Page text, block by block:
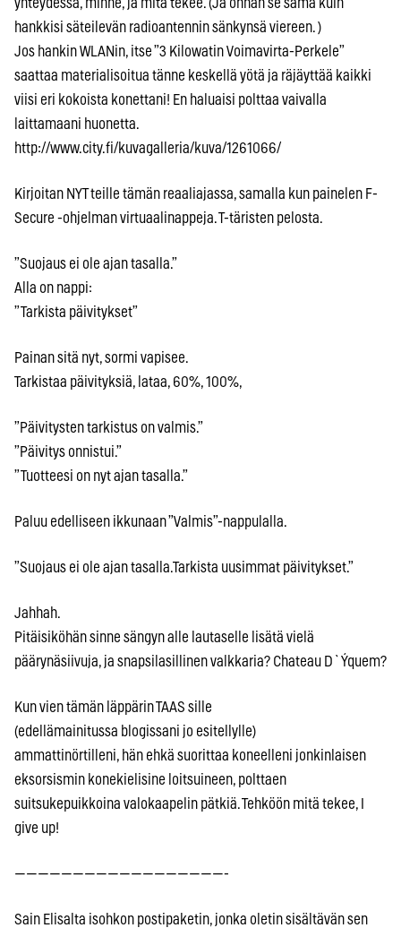
yhteydessä, minne, ja mitä tekee. (Ja onhan se sama kuin
hankkisi säteilevän radioantennin sänkynsä viereen. )
Jos hankin WLANin, itse ”3 Kilowatin Voimavirta-Perkele”
saattaa materialisoitua tänne keskellä yötä ja räjäyttää kaikki
viisi eri kokoista konettani! En haluaisi polttaa vaivalla
laittamaani huonetta.
http://www.city.fi/kuvagalleria/kuva/1261066/
Kirjoitan NYT teille tämän reaaliajassa, samalla kun painelen F-
Secure -ohjelman virtuaalinappeja. T-täristen pelosta.
”Suojaus ei ole ajan tasalla.”
Alla on nappi:
”Tarkista päivitykset”
Painan sitä nyt, sormi vapisee.
Tarkistaa päivityksiä, lataa, 60%, 100%,
”Päivitysten tarkistus on valmis.”
”Päivitys onnistui.”
”Tuotteesi on nyt ajan tasalla.”
Paluu edelliseen ikkunaan ”Valmis”-nappulalla.
”Suojaus ei ole ajan tasalla.Tarkista uusimmat päivitykset.”
Jahhah.
Pitäisiköhän sinne sängyn alle lautaselle lisätä vielä
päärynäsiivuja, ja snapsilasillinen valkkaria? Chateau D`Ýquem?
Kun vien tämän läppärin TAAS sille
(edellämainitussa blogissani jo esitellylle)
ammattinörtilleni, hän ehkä suorittaa koneelleni jonkinlaisen
eksorsismin konekielisine loitsuineen, polttaen
suitsukepuikkoina valokaapelin pätkiä. Tehköön mitä tekee, I
give up!
——————————————————-
Sain Elisalta isohkon postipaketin, jonka oletin sisältävän sen